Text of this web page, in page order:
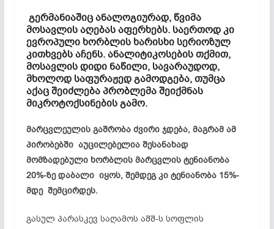
გერმანიაშიც ანალოგიურად, წვიმა
მოსავლის აღებას აფერხებს. საერთოდ კი
ევროპული ხორბლის ხარისხი სერიოზულ
კითხვებს აჩენს. ანალიტიკოსების თქმით,
მოსავლის დიდი ნაწილი, სავარაუდოდ,
მხოლოდ საფურაჟედ გამოდგება, თუმცა
აქაც შეიძლება პრობლემა შეიქმნას
მიკროტოქსინების გამო.
მარცვლეულის გაშრობა ძვირი ჯდება, მაგრამ ამ
პირობებში აუცილებელია შესანახად
მომზადებული ხორბლის მარცვლის ტენიანობა
20%-ზედაბალი იყოს, შემდეგკი ტენიანობა 15%-
მდე შემცირდეს.
გასულ პარასკევ საღამოს აშშ-ს სოფლის